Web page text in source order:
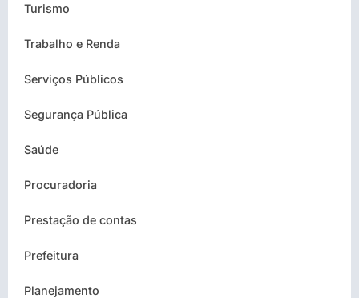
Turismo
Trabalho e Renda
Serviços Públicos
Segurança Pública
Saúde
Procuradoria
Prestação de contas
Prefeitura
Planejamento